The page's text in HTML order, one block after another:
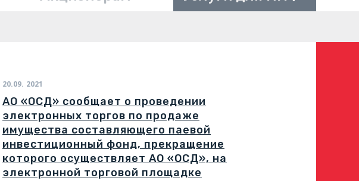
20.09. 2021
АО «ОСД» сообщает о проведении
электронных торгов по продаже
имущества составляющего паевой
инвестиционный фонд, прекращение
которого осуществляет АО «ОСД», на
электронной торговой площадке